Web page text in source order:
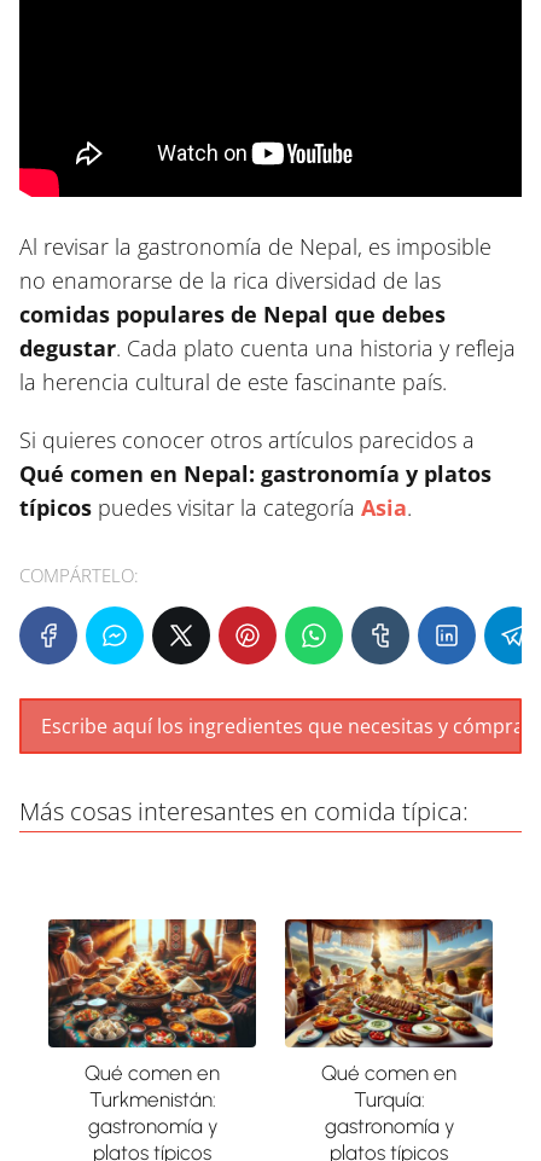
Al revisar la gastronomía de Nepal, es imposible
no enamorarse de la rica diversidad de las
comidas populares de Nepal que debes
degustar. Cada plato cuenta una historia y refleja
la herencia cultural de este fascinante país.
Si quieres conocer otros artículos parecidos a
Qué comen en Nepal: gastronomía y platos
típicos puedes visitar la categoría Asia.
COMPÁRTELO:
Más cosas interesantes en comida típica:
Qué comen en
Turkmenistán:
gastronomía y
platos típicos
Qué comen en
Turquía:
gastronomía y
platos típicos